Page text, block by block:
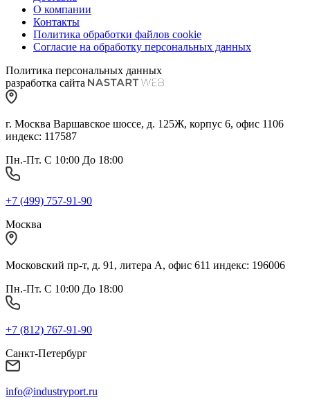
О компании
Контакты
Политика обработки файлов cookie
Согласие на обработку персональных данных
Политика персональных данных
разработка сайта
г. Москва Варшавское шоссе, д. 125Ж, корпус 6, офис 1106
индекс: 117587
Пн.-Пт. С 10:00 До 18:00
+7 (499) 757-91-90
Москва
Московский пр-т, д. 91, литера А, офис 611 индекс: 196006
Пн.-Пт. С 10:00 До 18:00
+7 (812) 767-91-90
Санкт-Петербург
info@industryport.ru